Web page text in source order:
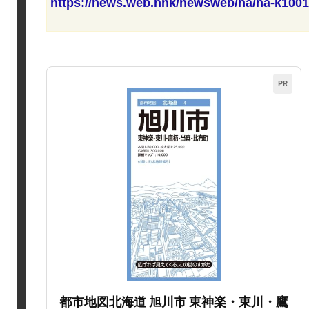
https://news.web.nhk/newsweb/na/na-
PR
都市地図北海道 旭川市 東神楽・東川・鷹